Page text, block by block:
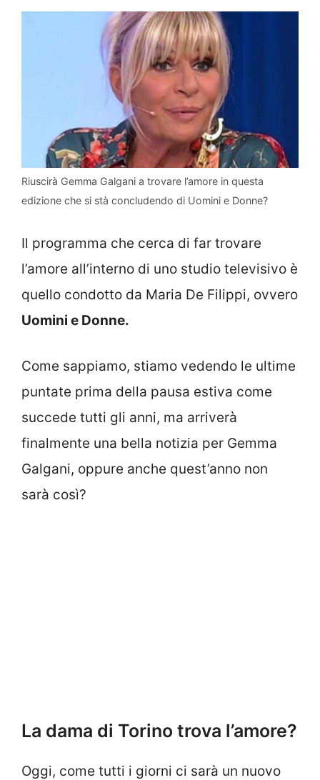
Riuscirà Gemma Galgani a trovare l’amore in questa
edizione che si stà concludendo di Uomini e Donne?
Il programma che cerca di far trovare
l’amore all’interno di uno studio televisivo è
quello condotto da Maria De Filippi, ovvero
Uomini e Donne.
Come sappiamo, stiamo vedendo le ultime
puntate prima della pausa estiva come
succede tutti gli anni, ma arriverà
finalmente una bella notizia per Gemma
Galgani, oppure anche quest’anno non
sarà così?
La dama di Torino trova l’amore?
Oggi, come tutti i giorni ci sarà un nuovo